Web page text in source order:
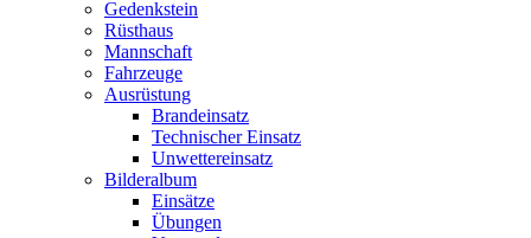
Gedenkstein
Rüsthaus
Mannschaft
Fahrzeuge
Ausrüstung
Brandeinsatz
Technischer Einsatz
Unwettereinsatz
Bilderalbum
Einsätze
Übungen